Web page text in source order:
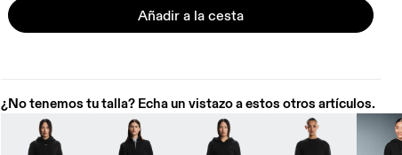
Añadir a la cesta
¿No tenemos tu talla? Echa un vistazo a estos otros artículos.